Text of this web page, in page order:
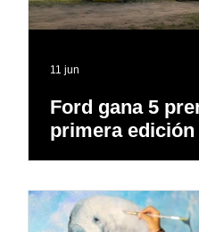
Ford gana 5
primera edición
11 jun